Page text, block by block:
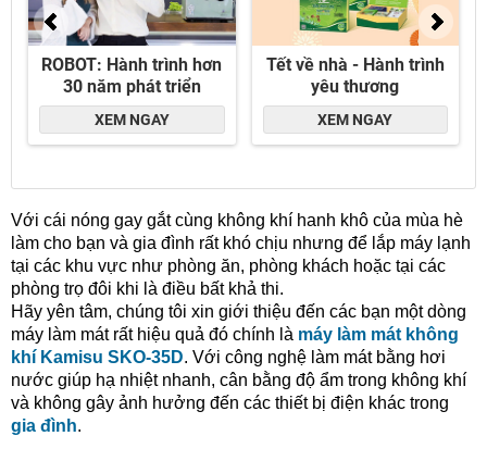
Với cái nóng gay gắt cùng không khí hanh khô của mùa hè
làm cho bạn và gia đình rất khó chịu nhưng để lắp máy lạnh
tại các khu vực như phòng ăn, phòng khách hoặc tại các
phòng trọ đôi khi là điều bất khả thi.
Hãy yên tâm, chúng tôi xin giới thiệu đến các bạn một dòng
máy làm mát rất hiệu quả đó chính là máy làm mát không
khí Kamisu SKO-35D. Với công nghệ làm mát bằng hơi
nước giúp hạ nhiệt nhanh, cân bằng độ ẩm trong không khí
và không gây ảnh hưởng đến các thiết bị điện khác trong
gia đình.